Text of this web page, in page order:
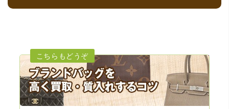
（大阪府大阪市）とても宝石に詳しく、また中古市場の仕
組みもお教えいただけ嬉しかったです。鑑別も素早く驚き
ました。宜しくお願いいたします。(楽器等、様々なジャン
ルに詳しいの流石の一言に尽きます)